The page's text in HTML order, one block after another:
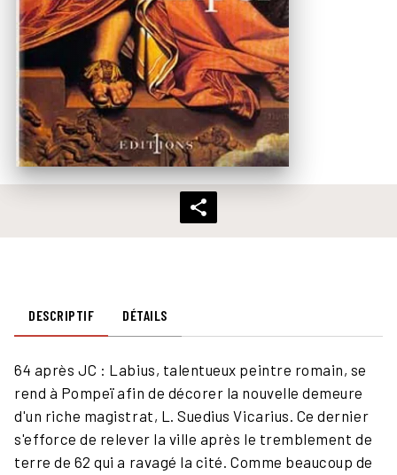
DESCRIPTIF DÉTAILS
64 après JC : Labius, talentueux peintre romain, se
rend à Pompeï afin de décorer la nouvelle demeure
d'un riche magistrat, L. Suedius Vicarius. Ce dernier
s'efforce de relever la ville après le tremblement de
terre de 62 qui a ravagé la cité. Comme beaucoup de